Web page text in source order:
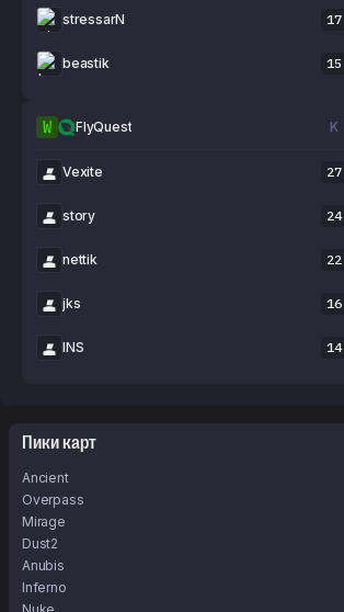
stressarN 17
beastik 15
W FlyQuest K
Vexite 27
story 24
nettik 22
jks 16
INS 14
Пики карт
Ancient
Overpass
Mirage
Dust2
Anubis
Inferno